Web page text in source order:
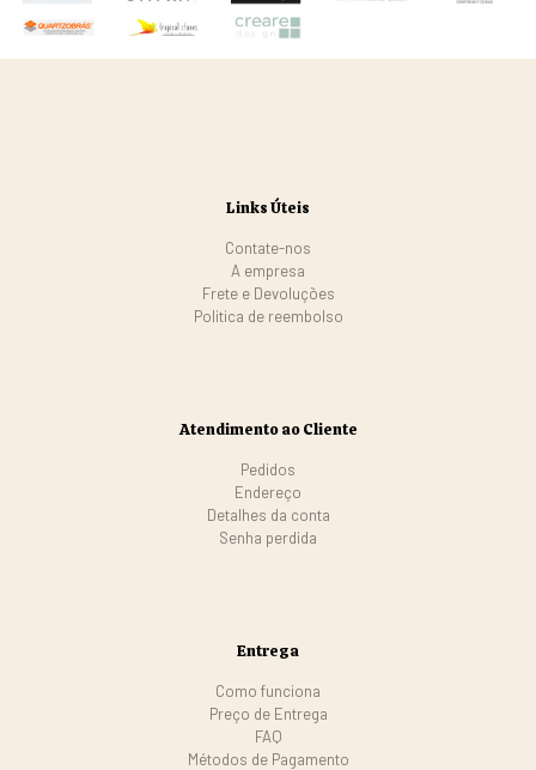
Links Úteis
Contate-nos
A empresa
Frete e Devoluções
Politica de reembolso
Atendimento ao Cliente
Pedidos
Endereço
Detalhes da conta
Senha perdida
Entrega
Como funciona
Preço de Entrega
FAQ
Métodos de Pagamento